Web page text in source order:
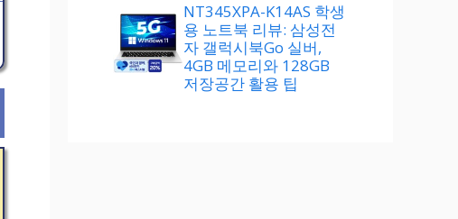
NT345XPA-K14AS 학생
용 노트북 리뷰: 삼성전
자 갤럭시북Go 실버,
4GB 메모리와 128GB
저장공간 활용 팁